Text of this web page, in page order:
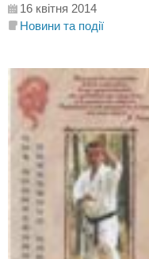
16 квітня 2014
Новини та події